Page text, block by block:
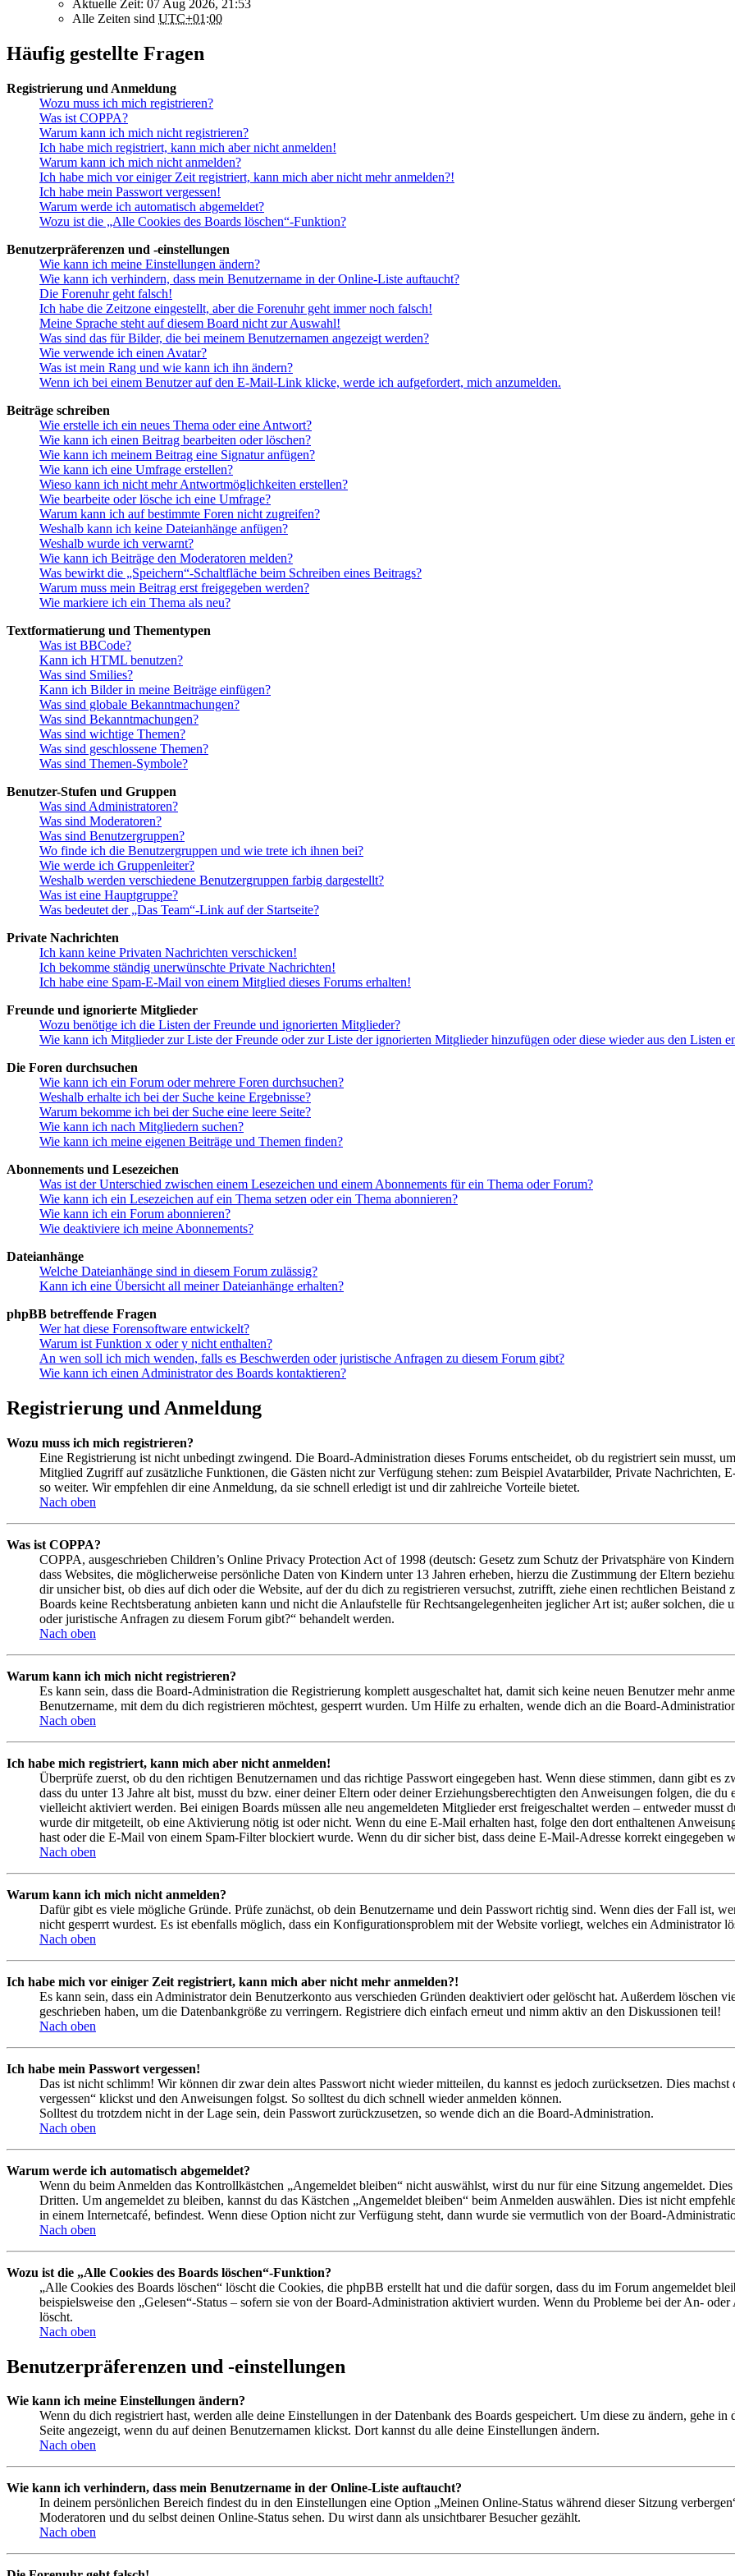
Aktuelle Zeit: 07 Aug 2026, 21:53
Alle Zeiten sind UTC+01:00
Häufig gestellte Fragen
Registrierung und Anmeldung
Wozu muss ich mich registrieren?
Was ist COPPA?
Warum kann ich mich nicht registrieren?
Ich habe mich registriert, kann mich aber nicht anmelden!
Warum kann ich mich nicht anmelden?
Ich habe mich vor einiger Zeit registriert, kann mich aber nicht mehr anmelden?!
Ich habe mein Passwort vergessen!
Warum werde ich automatisch abgemeldet?
Wozu ist die „Alle Cookies des Boards löschen“-Funktion?
Benutzerpräferenzen und -einstellungen
Wie kann ich meine Einstellungen ändern?
Wie kann ich verhindern, dass mein Benutzername in der Online-Liste auftaucht?
Die Forenuhr geht falsch!
Ich habe die Zeitzone eingestellt, aber die Forenuhr geht immer noch falsch!
Meine Sprache steht auf diesem Board nicht zur Auswahl!
Was sind das für Bilder, die bei meinem Benutzernamen angezeigt werden?
Wie verwende ich einen Avatar?
Was ist mein Rang und wie kann ich ihn ändern?
Wenn ich bei einem Benutzer auf den E-Mail-Link klicke, werde ich aufgefordert, mich anzumelden.
Beiträge schreiben
Wie erstelle ich ein neues Thema oder eine Antwort?
Wie kann ich einen Beitrag bearbeiten oder löschen?
Wie kann ich meinem Beitrag eine Signatur anfügen?
Wie kann ich eine Umfrage erstellen?
Wieso kann ich nicht mehr Antwortmöglichkeiten erstellen?
Wie bearbeite oder lösche ich eine Umfrage?
Warum kann ich auf bestimmte Foren nicht zugreifen?
Weshalb kann ich keine Dateianhänge anfügen?
Weshalb wurde ich verwarnt?
Wie kann ich Beiträge den Moderatoren melden?
Was bewirkt die „Speichern“-Schaltfläche beim Schreiben eines Beitrags?
Warum muss mein Beitrag erst freigegeben werden?
Wie markiere ich ein Thema als neu?
Textformatierung und Thementypen
Was ist BBCode?
Kann ich HTML benutzen?
Was sind Smilies?
Kann ich Bilder in meine Beiträge einfügen?
Was sind globale Bekanntmachungen?
Was sind Bekanntmachungen?
Was sind wichtige Themen?
Was sind geschlossene Themen?
Was sind Themen-Symbole?
Benutzer-Stufen und Gruppen
Was sind Administratoren?
Was sind Moderatoren?
Was sind Benutzergruppen?
Wo finde ich die Benutzergruppen und wie trete ich ihnen bei?
Wie werde ich Gruppenleiter?
Weshalb werden verschiedene Benutzergruppen farbig dargestellt?
Was ist eine Hauptgruppe?
Was bedeutet der „Das Team“-Link auf der Startseite?
Private Nachrichten
Ich kann keine Privaten Nachrichten verschicken!
Ich bekomme ständig unerwünschte Private Nachrichten!
Ich habe eine Spam-E-Mail von einem Mitglied dieses Forums erhalten!
Freunde und ignorierte Mitglieder
Wozu benötige ich die Listen der Freunde und ignorierten Mitglieder?
Wie kann ich Mitglieder zur Liste der Freunde oder zur Liste der ignorierten Mitglieder hinzufügen oder diese wieder aus den Listen
Die Foren durchsuchen
Wie kann ich ein Forum oder mehrere Foren durchsuchen?
Weshalb erhalte ich bei der Suche keine Ergebnisse?
Warum bekomme ich bei der Suche eine leere Seite?
Wie kann ich nach Mitgliedern suchen?
Wie kann ich meine eigenen Beiträge und Themen finden?
Abonnements und Lesezeichen
Was ist der Unterschied zwischen einem Lesezeichen und einem Abonnements für ein Thema oder Forum?
Wie kann ich ein Lesezeichen auf ein Thema setzen oder ein Thema abonnieren?
Wie kann ich ein Forum abonnieren?
Wie deaktiviere ich meine Abonnements?
Dateianhänge
Welche Dateianhänge sind in diesem Forum zulässig?
Kann ich eine Übersicht all meiner Dateianhänge erhalten?
phpBB betreffende Fragen
Wer hat diese Forensoftware entwickelt?
Warum ist Funktion x oder y nicht enthalten?
An wen soll ich mich wenden, falls es Beschwerden oder juristische Anfragen zu diesem Forum gibt?
Wie kann ich einen Administrator des Boards kontaktieren?
Registrierung und Anmeldung
Wozu muss ich mich registrieren?
Eine Registrierung ist nicht unbedingt zwingend. Die Board-Administration dieses Forums entscheidet, ob du registriert sein musst,
Mitglied Zugriff auf zusätzliche Funktionen, die Gästen nicht zur Verfügung stehen: zum Beispiel Avatarbilder, Private Nachrichten,
so weiter. Wir empfehlen dir eine Anmeldung, da sie schnell erledigt ist und dir zahlreiche Vorteile bietet.
Nach oben
Was ist COPPA?
COPPA, ausgeschrieben Children’s Online Privacy Protection Act of 1998 (deutsch: Gesetz zum Schutz der Privatsphäre von
dass Websites, die möglicherweise persönliche Daten von Kindern unter 13 Jahren erheben, hierzu die Zustimmung der Eltern
dir unsicher bist, ob dies auf dich oder die Website, auf der du dich zu registrieren versuchst, zutrifft, ziehe einen rechtlichen
Boards keine Rechtsberatung anbieten kann und nicht die Anlaufstelle für Rechtsangelegenheiten jeglicher Art ist; außer solchen,
oder juristische Anfragen zu diesem Forum gibt?“ behandelt werden.
Nach oben
Warum kann ich mich nicht registrieren?
Es kann sein, dass die Board-Administration die Registrierung komplett ausgeschaltet hat, damit sich keine neuen Benutzer mehr
Benutzername, mit dem du dich registrieren möchtest, gesperrt wurden. Um Hilfe zu erhalten, wende dich an die Board-
Nach oben
Ich habe mich registriert, kann mich aber nicht anmelden!
Überprüfe zuerst, ob du den richtigen Benutzernamen und das richtige Passwort eingegeben hast. Wenn diese stimmen, dann gibt es
dass du unter 13 Jahre alt bist, musst du bzw. einer deiner Eltern oder deiner Erziehungsberechtigten den Anweisungen folgen, die
vielleicht aktiviert werden. Bei einigen Boards müssen alle neu angemeldeten Mitglieder erst freigeschaltet werden – entweder musst
wurde dir mitgeteilt, ob eine Aktivierung nötig ist oder nicht. Wenn du eine E-Mail erhalten hast, folge den dort enthaltenen
hast oder die E-Mail von einem Spam-Filter blockiert wurde. Wenn du dir sicher bist, dass deine E-Mail-Adresse korrekt eingegeben
Nach oben
Warum kann ich mich nicht anmelden?
Dafür gibt es viele mögliche Gründe. Prüfe zunächst, ob dein Benutzername und dein Passwort richtig sind. Wenn dies der Fall ist,
nicht gesperrt wurdest. Es ist ebenfalls möglich, dass ein Konfigurationsproblem mit der Website vorliegt, welches ein Administrator
Nach oben
Ich habe mich vor einiger Zeit registriert, kann mich aber nicht mehr anmelden?!
Es kann sein, dass ein Administrator dein Benutzerkonto aus verschieden Gründen deaktiviert oder gelöscht hat. Außerdem löschen
geschrieben haben, um die Datenbankgröße zu verringern. Registriere dich einfach erneut und nimm aktiv an den Diskussionen teil!
Nach oben
Ich habe mein Passwort vergessen!
Das ist nicht schlimm! Wir können dir zwar dein altes Passwort nicht wieder mitteilen, du kannst es jedoch zurücksetzen. Dies
vergessen“ klickst und den Anweisungen folgst. So solltest du dich schnell wieder anmelden können.
Solltest du trotzdem nicht in der Lage sein, dein Passwort zurückzusetzen, so wende dich an die Board-Administration.
Nach oben
Warum werde ich automatisch abgemeldet?
Wenn du beim Anmelden das Kontrollkästchen „Angemeldet bleiben“ nicht auswählst, wirst du nur für eine Sitzung angemeldet.
Dritten. Um angemeldet zu bleiben, kannst du das Kästchen „Angemeldet bleiben“ beim Anmelden auswählen. Dies ist nicht
in einem Internetcafé, befindest. Wenn diese Option nicht zur Verfügung steht, dann wurde sie vermutlich von der Board-
Nach oben
Wozu ist die „Alle Cookies des Boards löschen“-Funktion?
„Alle Cookies des Boards löschen“ löscht die Cookies, die phpBB erstellt hat und die dafür sorgen, dass du im Forum angemeldet
beispielsweise den „Gelesen“-Status – sofern sie von der Board-Administration aktiviert wurden. Wenn du Probleme bei der An-
löscht.
Nach oben
Benutzerpräferenzen und -einstellungen
Wie kann ich meine Einstellungen ändern?
Wenn du dich registriert hast, werden alle deine Einstellungen in der Datenbank des Boards gespeichert. Um diese zu ändern, gehe
Seite angezeigt, wenn du auf deinen Benutzernamen klickst. Dort kannst du alle deine Einstellungen ändern.
Nach oben
Wie kann ich verhindern, dass mein Benutzername in der Online-Liste auftaucht?
In deinem persönlichen Bereich findest du in den Einstellungen eine Option „Meinen Online-Status während dieser Sitzung
Moderatoren und du selbst deinen Online-Status sehen. Du wirst dann als unsichtbarer Besucher gezählt.
Nach oben